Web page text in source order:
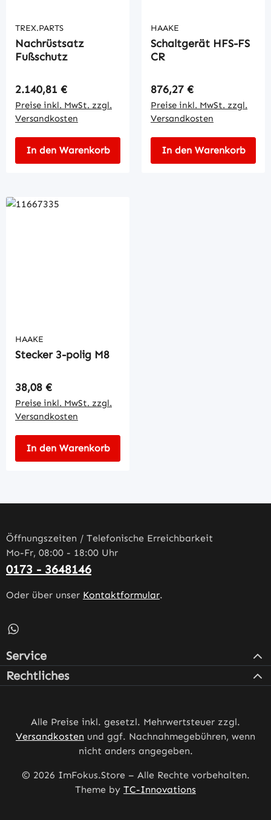
TREX.PARTS
Nachrüstsatz
Fußschutz
Regulärer Preis:
2.140,81 €
Preise inkl. MwSt. zzgl.
Versandkosten
In den Warenkorb
HAAKE
Schaltgerät HFS-FS
CR
Regulärer Preis:
876,27 €
Preise inkl. MwSt. zzgl.
Versandkosten
In den Warenkorb
HAAKE
Stecker 3-polig M8
Regulärer Preis:
38,08 €
Preise inkl. MwSt. zzgl.
Versandkosten
In den Warenkorb
Öffnungszeiten / Telefonische Erreichbarkeit
Mo-Fr, 08:00 - 18:00 Uhr
0173 - 3648146
Oder über unser Kontaktformular.
Schreib uns auf WhatsApp – öffnet in neuem Tab
Service
Rechtliches
Alle Preise inkl. gesetzl. Mehrwertsteuer zzgl.
Versandkosten und ggf. Nachnahmegebühren, wenn
nicht anders angegeben.
© 2026 ImFokus.Store – Alle Rechte vorbehalten.
Theme by TC-Innovations